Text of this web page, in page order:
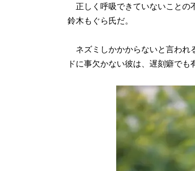
正しく呼吸できていないことの
鈴木もぐら氏だ。
ネズミしかかからないと言われ
ドに事欠かない彼は、遅刻癖でも